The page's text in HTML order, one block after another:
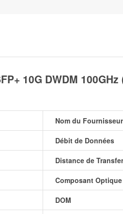
10G DWDM
Nom du Fournisseur
Débit de Données
Distance de
Composant Optique
DOM